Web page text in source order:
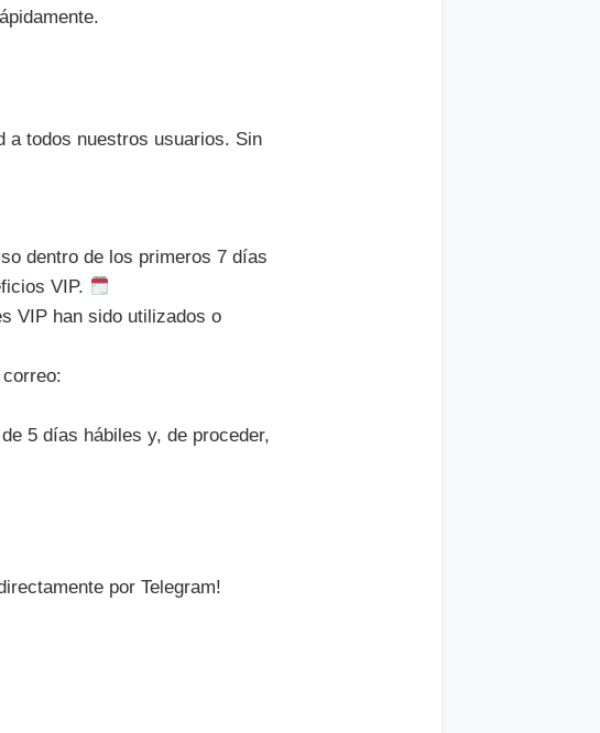
a todos nuestros usuarios. Sin
dentro de los primeros 7 días
VIP.
VIP han sido utilizados o
5 días hábiles y, de proceder,
por Telegram!